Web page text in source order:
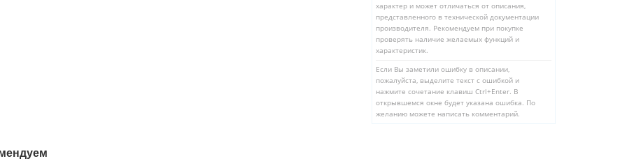
характер и может отличаться от описания,
представленного в технической документации
производителя. Рекомендуем при покупке
проверять наличие желаемых функций и
характеристик.
Если Вы заметили ошибку в описании,
пожалуйста, выделите текст с ошибкой и
нажмите сочетание клавиш Ctrl+Enter. В
открывшемся окне будет указана ошибка. По
желанию можете написать комментарий.